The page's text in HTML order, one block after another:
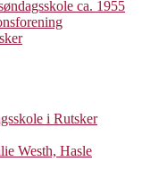
ca. 1955
i Rutsker
Westh, Hasle